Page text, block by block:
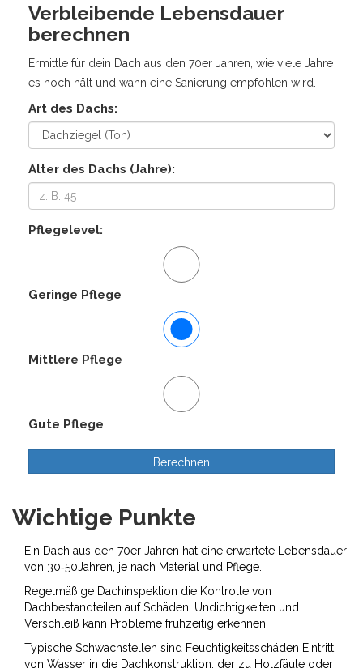
Verbleibende Lebensdauer
berechnen
Ermittle für dein Dach aus den 70er Jahren, wie viele Jahre
es noch hält und wann eine Sanierung empfohlen wird.
Art des Dachs:
Alter des Dachs (Jahre):
Pflegelevel:
Geringe Pflege
Mittlere Pflege
Gute Pflege
Berechnen
Wichtige Punkte
Ein Dach aus den 70er Jahren hat eine erwartete Lebensdauer
von 30‑50Jahren, je nach Material und Pflege.
Regelmäßige Dachinspektion die Kontrolle von
Dachbestandteilen auf Schäden, Undichtigkeiten und
Verschleiß kann Probleme frühzeitig erkennen.
Typische Schwachstellen sind Feuchtigkeitsschäden Eintritt
von Wasser in die Dachkonstruktion, der zu Holzfäule oder